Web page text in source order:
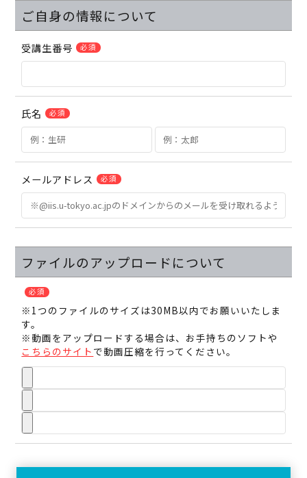
UTokyoGSC-Nextとは
プログラム紹介
体験コース
第一段階
第二段階
講義映像
実績と成果
受講生の声
メンバー紹介
ニュース
ご自身の情報について
受講生番号 必須
氏名 必須
メールアドレス 必須
ファイルのアップロードについて
必須
※1つのファイルのサイズは30MB以内でお願いいたしま
す。
※動画をアップロードする場合は、お手持ちのソフトや
こちらのサイト で動画圧縮を行ってください。